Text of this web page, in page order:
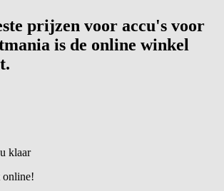
prijzen voor accu's voor
is de online winkel
klaar
online!